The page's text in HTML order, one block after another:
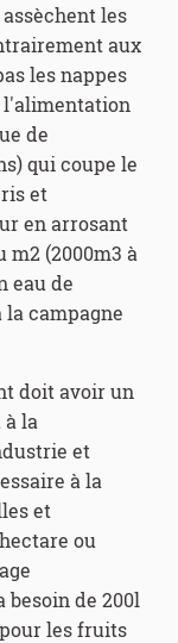
les
aux
les nappes
l'alimentation
de
qui coupe le
et
en arrosant
m2 (2000m3 à
eau de
campagne
doit avoir un
la
et
à la
et
ou
besoin de 200l
les fruits